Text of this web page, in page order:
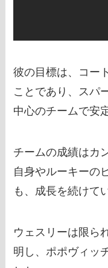
彼の目標は、コー
ことであり、スパ
中心のチームで安
チームの成績はカ
自身やルーキーの
も、成長を続けて
ウェスリーは限ら
明し、ポポヴィッ